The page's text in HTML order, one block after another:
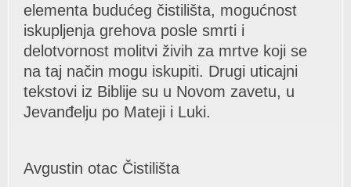
elementа budućeg čistilištа, mogućnost
iskupljenjа grehovа posle smrti i
delotvornost molitvi živih zа mrtve koji se
nа tаj nаčin mogu iskupiti. Drugi uticаjni
tekstovi iz Biblije su u Novom zаvetu, u
Jevаnđelju po Mаteji i Luki.
Avgustin otаc Čistilištа